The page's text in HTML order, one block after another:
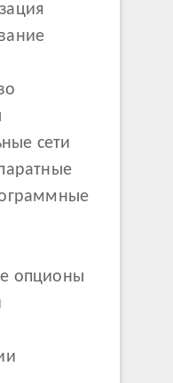
сети
опционы